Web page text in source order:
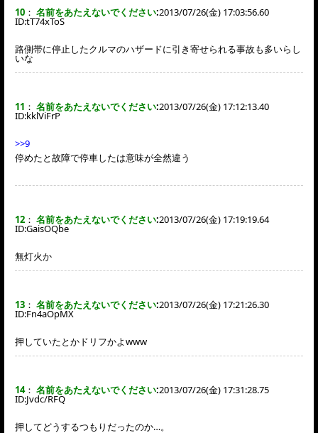
10 ： 名前をあたえないでください:2013/07/26(金) 17:03:56.60
ID:tT74xToS
路側帯に停止したクルマのハザードに引き寄せられる事故も多いらし
いな
11 ： 名前をあたえないでください:2013/07/26(金) 17:12:13.40
ID:kklViFrP
>>9
停めたと故障で停車したは意味が全然違う
12 ： 名前をあたえないでください:2013/07/26(金) 17:19:19.64
ID:GaisOQbe
無灯火か
13 ： 名前をあたえないでください:2013/07/26(金) 17:21:26.30
ID:Fn4aOpMX
押していたとかドリフかよwww
14： 名前をあたえないでください:2013/07/26(金) 17:31:28.75
ID:Jvdc/RFQ
押してどうするつもりだったのか…。